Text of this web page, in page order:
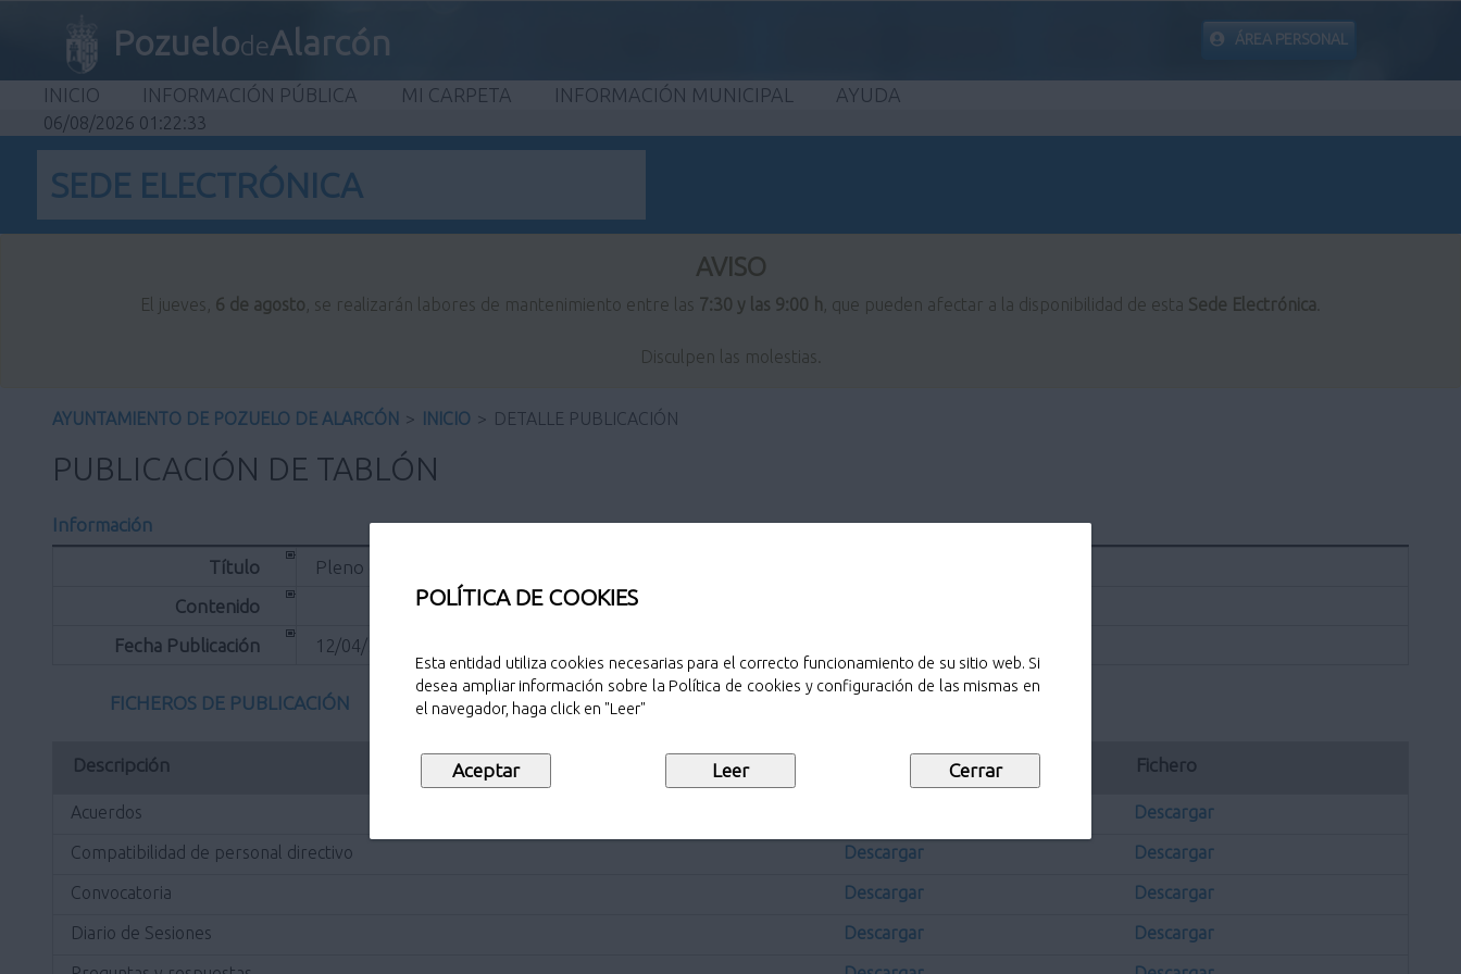
POLÍTICA DE COOKIES
Esta entidad utiliza cookies necesarias para el correcto funcionamiento de su sitio web. Si
desea ampliar información sobre la Política de cookies y configuración de las mismas en
el navegador, haga click en "Leer"
PozuelodeAlarcón ÁREA PERSONAL
INICIO INFORMACIÓN PÚBLICA MI CARPETA INFORMACIÓN MUNICIPAL AYUDA
06/08/2026 01:22:33
SEDE ELECTRÓNICA
AVISO
El jueves, 6 de agosto, se realizarán labores de mantenimiento entre las 7:30 y las 9:00 h, que pueden afectar a la disponibilidad de esta Sede Electrónica
Disculpen las molestias.
AYUNTAMIENTO DE POZUELO DE ALARCÓN > INICIO > DETALLE PUBLICACIÓN
PUBLICACIÓN DE TABLÓN
Información
Título
Pleno ordinario de 17/04/2019
Contenido
Fecha Publicación
12/04/2019
FICHEROS DE PUBLICACIÓN
Descripción Sello de publicación Fichero
Acuerdos Descargar
Compatibilidad de personal directivo Descargar Descargar
Convocatoria Descargar Descargar
Diario de Sesiones Descargar Descargar